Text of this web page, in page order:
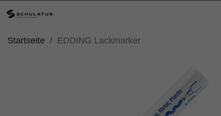
Startseite EDDING Lackmarker